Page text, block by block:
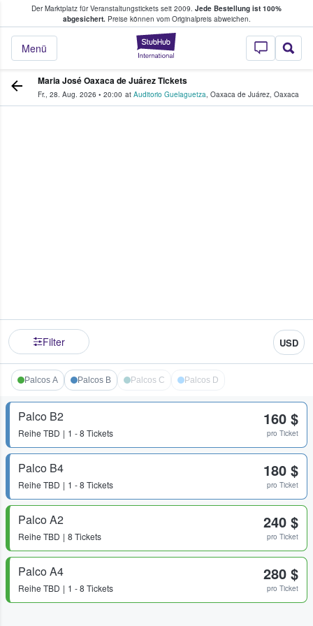
Der Marktplatz für Veranstaltungstickets seit 2009. Jede Bestellung ist 100%
abgesichert.Preise können vom Originalpreis abweichen.
StubHub - Wo
Menü
Tickets kaufen & verkaufen
Maria José Oaxaca de Juárez Tickets
Fr., 28. Aug. 2026 • 20:00 at Auditorio Guelaguetza, Oaxaca de Juárez, Oaxaca
Filter USD
Palcos A Palcos B Palcos C Palcos D
Palco B2
Reihe TBD 1 - 8 Tickets
160 $
pro Ticket
Palco B4
Reihe TBD 1 - 8 Tickets
180 $
pro Ticket
Palco A2
Reihe TBD 8 Tickets
240 $
pro Ticket
Palco A4
Reihe TBD 1 - 8 Tickets
280 $
pro Ticket